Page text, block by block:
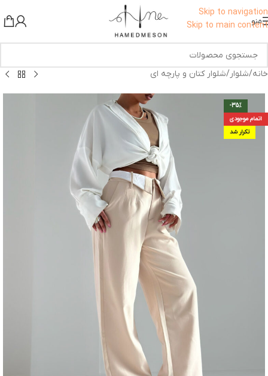
Skip to navigation
Skip to main content
برای اطلاع از تخفیف ها به کانال ما در بله بپیوندید!
منو
خانه/شلوار/شلوار کتان و پارچه ای
-35%
اتمام موجودی
تکرار شد